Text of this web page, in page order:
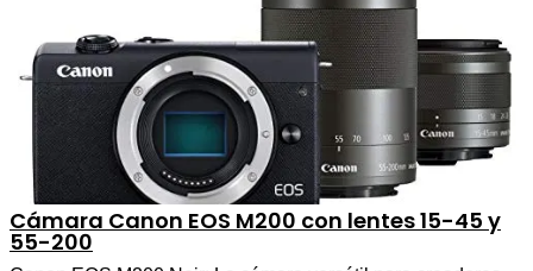
Cámara Canon EOS M200 con lentes 15-45 y
55-200